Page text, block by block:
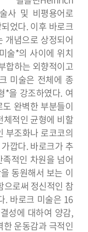
사 및 비평용어로
었다. 이후 바로크
개념으로 상정되어
술*의 사이에 위치
합하는 외향적이고
미술은 전체에 종
*을 강조하였다. 여
완벽한 부분들이
체적인 균형에 비할
부조화나 로코코의
깝다. 바로크가 추
적인 차원을 넘어
동원해서 보는 이
으로써 정신적인 참
. 바로크 미술은 16
성에 대하여 양감,
운동감과 극적인